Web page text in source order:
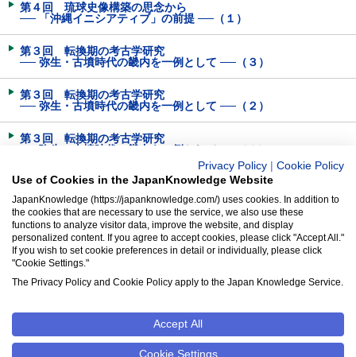
第４回 琉球史像構築の思念から
── 「沖縄イニシアティブ」の前提 ──（１）
第３回 転換期の考古学研究
── 弥生・古墳時代の畿内を一例として ──（３）
第３回 転換期の考古学研究
── 弥生・古墳時代の畿内を一例として ──（２）
第３回 転換期の考古学研究
── 弥生・古墳時代の畿内を一例として ──（１）
第２回 地名の表記と変遷（３）
第２回 地名の表記と変遷（２）
第２回 地名の表記と変遷（１）
第１回 「国」という地域──クニの原郷──
クッキーポリシー Cookie設定
Privacy Policy
Cookie Policy
Use of Cookies in the JapanKnowledge Website
JapanKnowledge (https://japanknowledge.com/) uses cookies. In addition to
the cookies that are necessary to use the service, we also use these
functions to analyze visitor data, improve the website, and display
personalized content. If you agree to accept cookies, please click "Accept All."
If you wish to set cookie preferences in detail or individually, please click
"Cookie Settings."
The Privacy Policy and Cookie Policy apply to the Japan Knowledge Service.
Accept All
Cookie Settings